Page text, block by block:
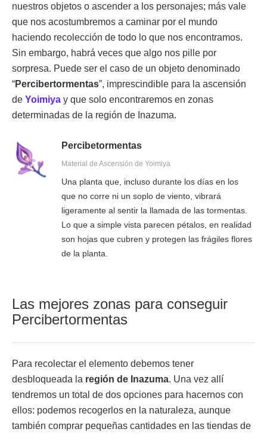
nuestros objetos o ascender a los personajes; más vale
que nos acostumbremos a caminar por el mundo
haciendo recolección de todo lo que nos encontramos.
Sin embargo, habrá veces que algo nos pille por
sorpresa. Puede ser el caso de un objeto denominado
“Percibertormentas”, imprescindible para la ascensión
de Yoimiya y que solo encontraremos en zonas
determinadas de la región de Inazuma.
Percibetormentas
Material de Ascensión de Yoimiya
Una planta que, incluso durante los días en los
que no corre ni un soplo de viento, vibrará
ligeramente al sentir la llamada de las tormentas.
Lo que a simple vista parecen pétalos, en realidad
son hojas que cubren y protegen las frágiles flores
de la planta.
Las mejores zonas para conseguir
Percibertormentas
Para recolectar el elemento debemos tener
desbloqueada la región de Inazuma. Una vez allí
tendremos un total de dos opciones para hacernos con
ellos: podemos recogerlos en la naturaleza, aunque
también comprar pequeñas cantidades en las tiendas de